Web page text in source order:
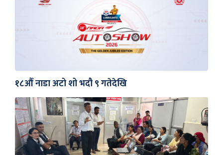
१८औँ नाडा अटो शो भदौ ९ गतेदेखि